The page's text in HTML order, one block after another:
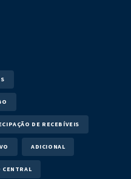
DE RECEBÍVEIS
ADICIONAL
CENTRAL